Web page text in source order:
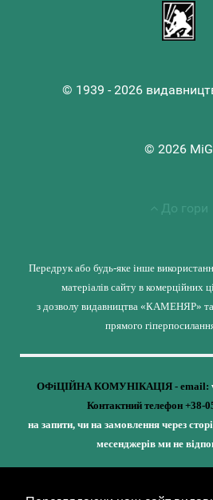
© 1939 - 2026
© 2026 MiG
До гори
Передрук або будь-яке інше
матеріалів сайту в комерційних
з дозволу видавництва «КАМЕНЯР» та
прямого
ОФіЦІЙНА КОМУНІКАЦІЯ - email:
Контактний телефон +38-
на запити, чи на замовлення через
месенджерів ми не